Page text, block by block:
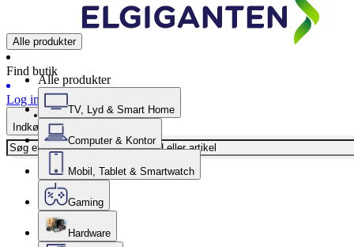
Alle produkter
Find butik
Log ind
Indkøbskurv
Alle produkter
TV, Lyd & Smart Home
Computer & Kontor
Mobil, Tablet & Smartwatch
Gaming
Hardware